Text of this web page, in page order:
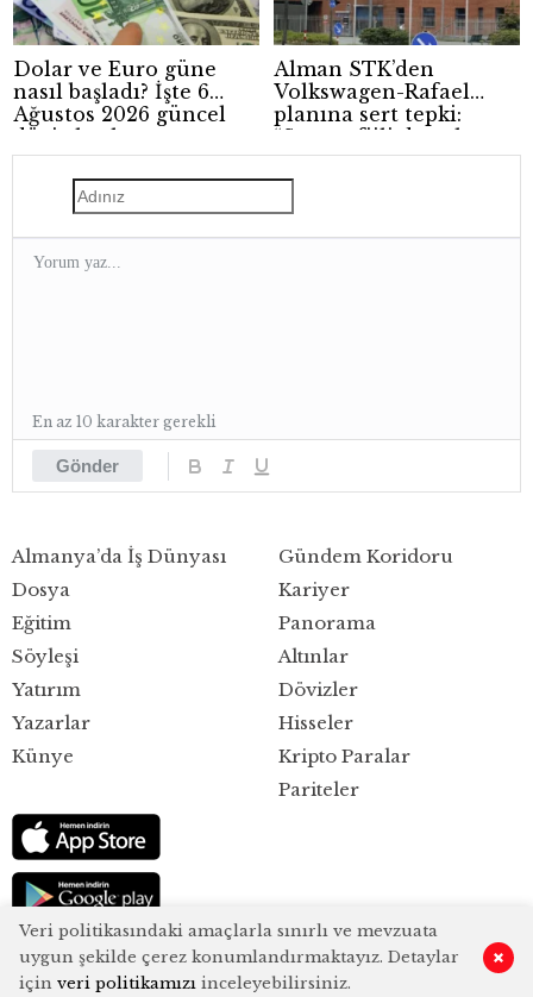
0
Dolar ve Euro güne
nasıl başladı? İşte 6
Ağustos 2026 güncel
döviz kurları
Alman STK’den
Volkswagen-Rafael
planına sert tepki:
“Savaşa fiili destek
anlamına gelir”
Gönder
En az 10 karakter gerekli
Almanya’da İş Dünyası
Dosya
Eğitim
Gündem Koridoru
Kariyer
Panorama
Söyleşi
Yatırım
Yazarlar
Künye
Altınlar
Dövizler
Hisseler
Kripto Paralar
Pariteler
Veri politikasındaki amaçlarla sınırlı ve mevzuata
uygun şekilde çerez konumlandırmaktayız. Detaylar
için veri politikamızı inceleyebilirsiniz.